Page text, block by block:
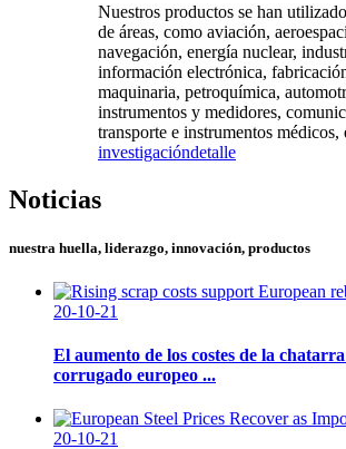
Nuestros productos se han
de áreas, como aviación,
navegación, energía nuclear,
información electrónica,
maquinaria, petroquímica,
instrumentos y medidores,
transporte e instrumentos médicos,
investigacióndetalle
Noticias
nuestra huella, liderazgo, innovación, productos
20-10-21
El aumento de los costes de la
corrugado europeo ...
20-10-21